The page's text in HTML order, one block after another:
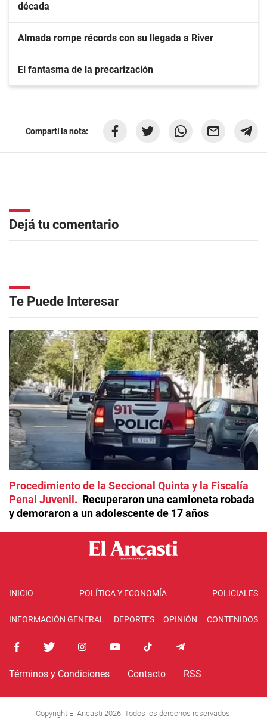
década
Almada rompe récords con su llegada a River
El fantasma de la precarización
Compartí la nota:
Dejá tu comentario
Te Puede Interesar
Procedimiento de la Seccional Quinta y la Fiscalía
Penal Juvenil
Recuperaron una camioneta robada
y demoraron a un adolescente de 17 años
INICIO POLÍTICA Y ECONOMÍA POLICIALES
INFORMACIÓN GENERAL DEPORTES OPINIÓN CONTENIDOS
Términos y Condiciones Contacto RSS
Copyright El Ancasti 2026. Todos los derechos reservados.